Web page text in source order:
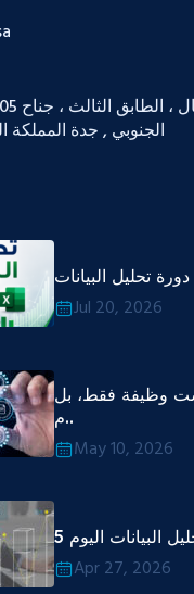
الجنوبي , جدة المملكة
Jul 20, 2026
وظيفة فقط، بل
م..
May 10, 2026
Apr 27, 2026